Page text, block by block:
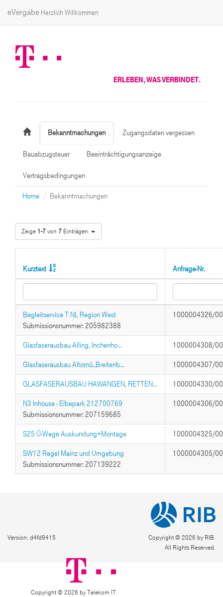
eVergabe Herzlich Willkommen
ERLEBEN, WAS VERBINDET.
Bekanntmachungen Zugangsdaten vergessen
Bauabzugsteuer Beeinträchtigungsanzeige
Vertragsbedingungen
Home Bekanntmachungen
Zeige 1-7von 7 Einträgen.
Kurztext Anfrage-Nr.
Begleitservice T NL Region West
Submissionsnummer: 205982388
1000004326/
Glasfaserausbau Alling, Inchenho... 1000004308/
Glasfaserausbau Altomü.,Breitenb... 1000004307/
GLASFASERAUSBAU HAWANGEN, RETTEN... 1000004330/
N3 Inhouse - Elbepark 212700769
Submissionsnummer: 207159685
1000004306/
S25 Ü-Wege Auskundung+Montage 1000004325/
SW12 Regel Mainz und Umgebung
Submissionsnummer: 207139222
1000004305/
Version: d4fd9415
Copyright © 2026 by RIB.
All Rights Reserved.
Copyright © 2026 by Telekom IT